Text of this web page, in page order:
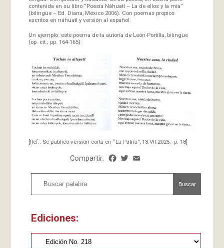
contenida en su libro “Poesía Náhuatl – La de ellos y la mía”
(bilingüe – Ed. Diana, México 2006). Con poemas propios
escritos en náhuatl y versión al español.
Un ejemplo: este poema de la autoría de León-Portilla, bilingüe
(op. cit.; pp. 164-165):
[Ref.: Se publicó versión corta en “La Patria”, 13.VII.2025; p. 18]
Compartir: Facebook
Twitter
Buscar
Ediciones: